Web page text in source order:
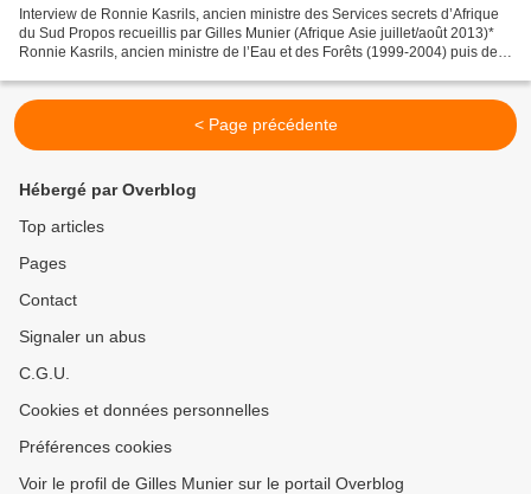
Interview de Ronnie Kasrils, ancien ministre des Services secrets d’Afrique
du Sud Propos recueillis par Gilles Munier (Afrique Asie juillet/août 2013)*
Ronnie Kasrils, ancien ministre de l’Eau et des Forêts (1999-2004) puis des
< Page précédente
Hébergé par Overblog
Top articles
Pages
Contact
Signaler un abus
C.G.U.
Cookies et données personnelles
Préférences cookies
Voir le profil de Gilles Munier sur le portail Overblog